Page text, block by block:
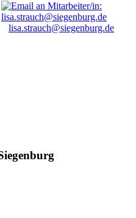
lisa.strauch@siegenburg.de